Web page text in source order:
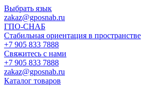
Выбрать язык
zakaz@gposnab.ru
ГПО-СНАБ
Стабильная ориентация в пространстве
+7 905 833 7888
Свяжитесь с нами
+7 905 833 7888
zakaz@gposnab.ru
Каталог товаров